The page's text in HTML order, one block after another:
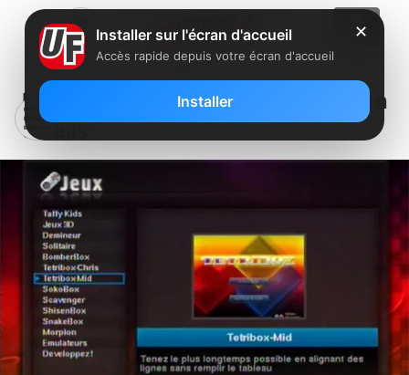
Le menu des jeux sur Freebox en
détails
✕
Installer sur l'écran d'accueil
Accès rapide depuis votre écran d'accueil
Installer